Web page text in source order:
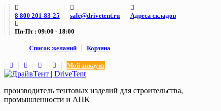
Skip
content
8 800 201-83-25 sale@drivetent.ru Адреса складов
Пн-Пт : 09:00 - 18:00
Список желаний Корзина
Мой аккаунт
производитель тентовых изделий для строительства,
промышленности и АПК